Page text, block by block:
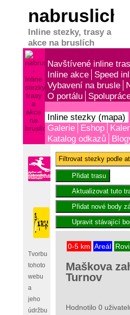
Inline stezky, trasy a
akce na bruslích
Navštívené inline
Inline akce
Speed
Vybavení na brusle
O portálu
Inline stezky (mapa)
Galerie
Eshop
Katalog odkazů
Tvorbu
tohoto
webu
a
jeho
údržbu
Filtrovat stezky podle
0-5 km Areál
Maškova
Turnov
Hodnotilo 0